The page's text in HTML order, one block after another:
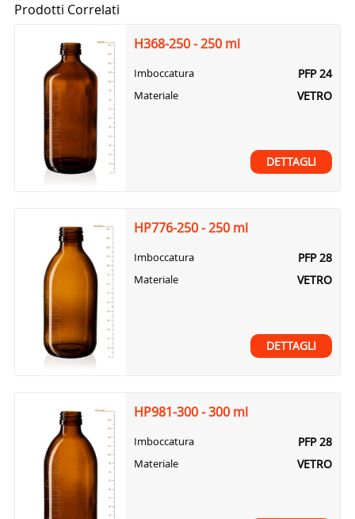
Prodotti Correlati
H368-250 - 250 ml
Imboccatura PFP 24
Materiale VETRO
DETTAGLI
HP776-250 - 250 ml
Imboccatura PFP 28
Materiale VETRO
DETTAGLI
HP981-300 - 300 ml
Imboccatura PFP 28
Materiale VETRO